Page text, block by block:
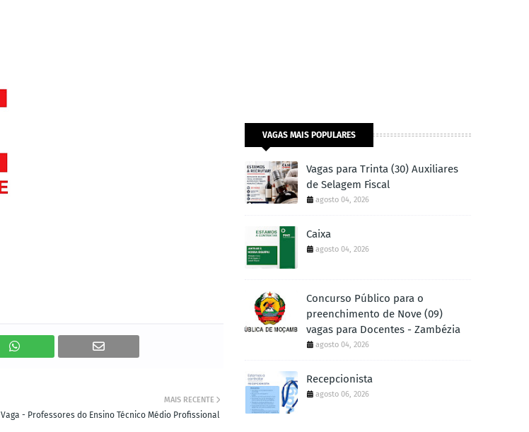
MAIS RECENTE
Vaga - Professores do Ensino Técnico Médio Profissional
VAGAS MAIS POPULARES
Vagas para Trinta (30) Auxiliares
de Selagem Fiscal
agosto 04, 2026
Caixa
agosto 04, 2026
Concurso Público para o
preenchimento de Nove (09)
vagas para Docentes - Zambézia
agosto 04, 2026
Recepcionista
agosto 06, 2026